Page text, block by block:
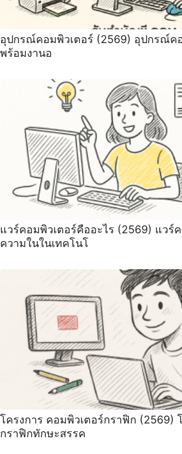
อุปกรณ์คอมพิวเตอร์ (2569) ️อุปกรณ์ค
พร้อมงานอ
แวร์คอมพิวเตอร์คืออะไร (2569) แวร์
ความในในเทคโนโ
โครงการ คอมพิวเตอร์กราฟิก (2569)
กราฟิกทักษะสรรค